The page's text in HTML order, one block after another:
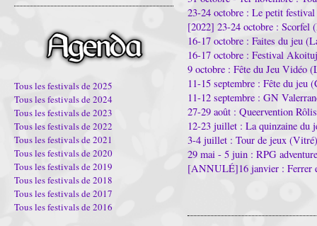
Tous les festivals de 2025
Tous les festivals de 2024
Tous les festivals de 2023
Tous les festivals de 2022
Tous les festivals de 2021
Tous les festivals de 2020
Tous les festivals de 2019
Tous les festivals de 2018
Tous les festivals de 2017
Tous les festivals de 2016
23-24 octobre : Le petit festival
[2022] 23-24 octobre : Scorfel
16-17 octobre : Faites du jeu
16-17 octobre : Festival
9 octobre : Fête du Jeu Vidéo
11-15 septembre : Fête du jeu
11-12 septembre : GN
27-29 août : Queervention
12-23 juillet : La quinzaine du
3-4 juillet : Tour de jeux (Vitré)
29 mai - 5 juin : RPG
[ANNULÉ]16 janvier : Ferrer